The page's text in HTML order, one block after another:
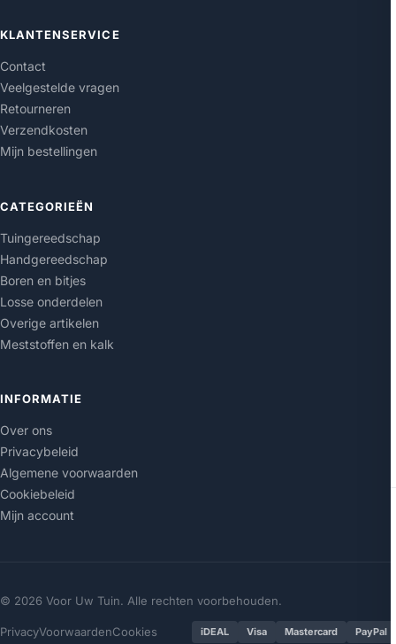
KLANTENSERVICE
Contact
Veelgestelde vragen
Retourneren
Verzendkosten
Mijn bestellingen
CATEGORIEËN
Tuingereedschap
Handgereedschap
Boren en bitjes
Losse onderdelen
Overige artikelen
Meststoffen en kalk
INFORMATIE
Over ons
Privacybeleid
Algemene voorwaarden
Cookiebeleid
Mijn account
© 2026 Voor Uw Tuin. Alle rechten voorbehouden.
PrivacyVoorwaardenCookies iDEAL Visa Mastercard PayPal